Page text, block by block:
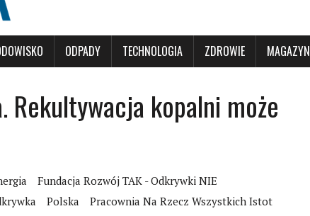
ODPADY TECHNOLOGIA ZDROWIE MAGAZYN
Rekultywacja kopalni może
Fundacja Rozwój TAK - Odkrywki NIE
Polska
Pracownia Na Rzecz Wszystkich Istot